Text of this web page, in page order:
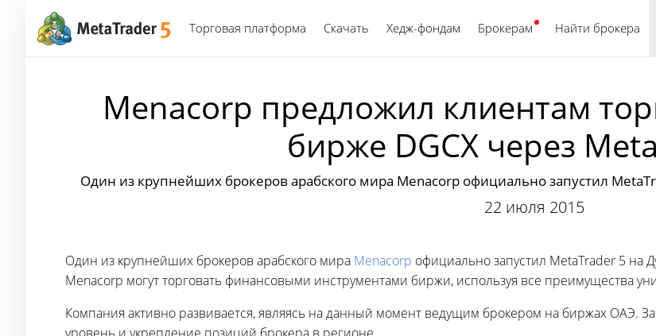
Торговая платформа Скачать Хедж-фондам Брокерам Найти брокера
Русский
Menacorp предложил клиентам
бирже DGCX через
Один из крупнейших брокеров арабского мира Menacorp официально запустил
22 июля 2015
Один из крупнейших брокеров арабского мира Menacorp официально запустил MetaTrader 5 на
Menacorp могут торговать финансовыми инструментами биржи, используя все преимущества
Компания активно развивается, являясь на данный момент ведущим брокером на биржах ОАЭ.